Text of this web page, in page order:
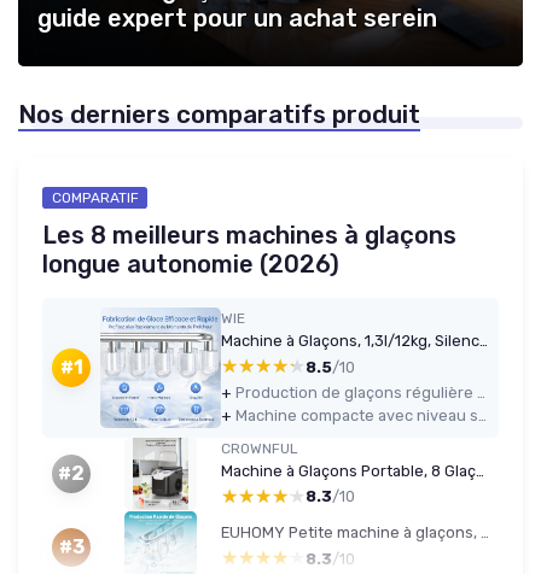
guide expert pour un achat serein
Nos derniers comparatifs produit
COMPARATIF
Les 8 meilleurs machines à glaçons
longue autonomie (2026)
#1
WIE
Machine à Glaçons, 1,3l/12kg, Silencieuse Machine à Glacons Comptoir avec Pelle à Glaçons, Machine à Glaçons Autonettoyante et Portable pour Maison/Cuisine/Camping
★★★★★
★★★★★ 8.5/10
+
Production de glaçons régulière (9 glaçons toutes ~7–9 minutes) suffisante pour un usage domestique
+
Machine compacte avec niveau sonore raisonnable, se fait oublier en fond sonore
#2
CROWNFUL
★★★★★
★★★★★ 8.3/10
#3
EUHOMY Petite machine à glaçons, 9 cubes prêts en 6 minutes, 12 kg/jour, autonettoyante, machine à glace portable avec poignée de transport, panier et pelle, 2 tailles de glaçons pour la maison Argentée - 12kg
★★★★★
★★★★★ 8.3/10